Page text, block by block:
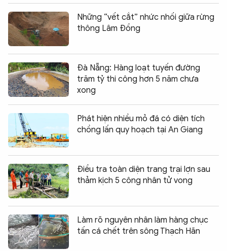
Những “vết cắt” nhức nhối giữa rừng
thông Lâm Đồng
Đà Nẵng: Hàng loạt tuyến đường
trăm tỷ thi công hơn 5 năm chưa
xong
Phát hiện nhiều mỏ đá có diện tích
chồng lấn quy hoạch tại An Giang
Điều tra toàn diện trang trại lợn sau
thảm kịch 5 công nhân tử vong
Làm rõ nguyên nhân làm hàng chục
tấn cá chết trên sông Thạch Hãn